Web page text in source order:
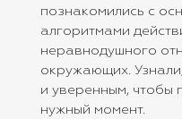
познакомились с
алгоритмами
неравнодушного
окружающих.
и уверенным, чтобы
нужный момент.